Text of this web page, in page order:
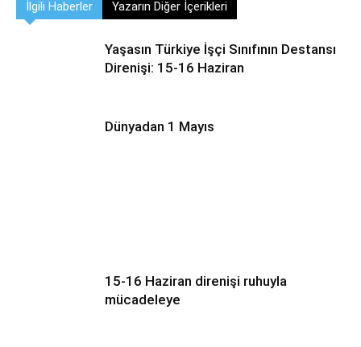
İlgili Haberler Yazarın Diğer İçerikleri
Yaşasın Türkiye İşçi Sınıfının Destansı
Direnişi: 15-16 Haziran
Dünyadan 1 Mayıs
15-16 Haziran direnişi ruhuyla
mücadeleye